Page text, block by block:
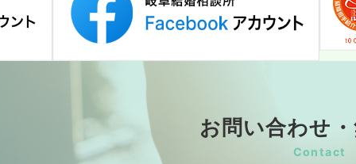
お問い合わせ
Contact